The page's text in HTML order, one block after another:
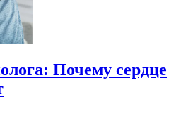
Почему сердце